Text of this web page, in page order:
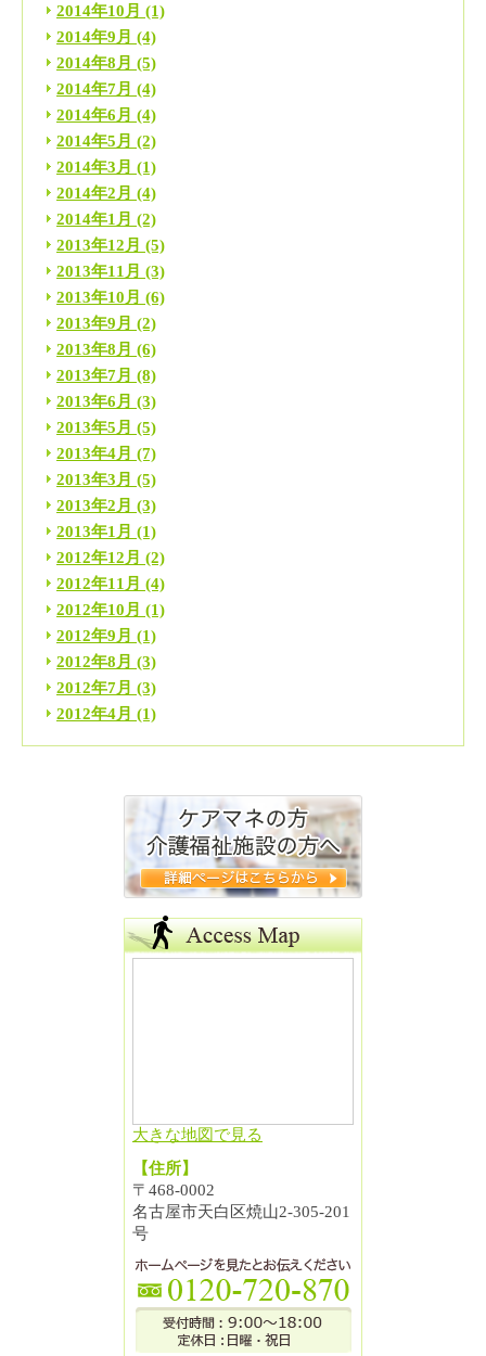
2014年10月 (1)
2014年9月 (4)
2014年8月 (5)
2014年7月 (4)
2014年6月 (4)
2014年5月 (2)
2014年3月 (1)
2014年2月 (4)
2014年1月 (2)
2013年12月 (5)
2013年11月 (3)
2013年10月 (6)
2013年9月 (2)
2013年8月 (6)
2013年7月 (8)
2013年6月 (3)
2013年5月 (5)
2013年4月 (7)
2013年3月 (5)
2013年2月 (3)
2013年1月 (1)
2012年12月 (2)
2012年11月 (4)
2012年10月 (1)
2012年9月 (1)
2012年8月 (3)
2012年7月 (3)
2012年4月 (1)
大きな地図で見る
【住所】
〒468-0002
名古屋市天白区焼山2-305-201
号